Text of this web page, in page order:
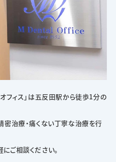
フィス」は五反田駅から徒歩1分の
密治療・痛くない丁寧な治療を行
ご相談ください。